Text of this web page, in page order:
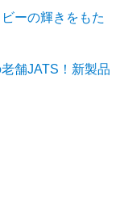
ーの輝きをもた
舗JATS！新製品